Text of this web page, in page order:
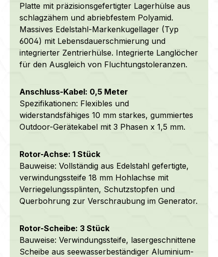
Platte mit präzisionsgefertigter Lagerhülse aus
schlagzähem und abriebfestem Polyamid.
Massives Edelstahl-Markenkugellager (Typ
6004) mit Lebensdauerschmierung und
integrierter Zentrierhülse. Integrierte Langlöcher
für den Ausgleich von Fluchtungstoleranzen.
Anschluss-Kabel: 0,5 Meter
Spezifikationen: Flexibles und
widerstandsfähiges 10 mm starkes, gummiertes
Outdoor-Gerätekabel mit 3 Phasen x 1,5 mm.
Rotor-Achse: 1 Stück
Bauweise: Vollständig aus Edelstahl gefertigte,
verwindungssteife 18 mm Hohlachse mit
Verriegelungssplinten, Schutzstopfen und
Querbohrung zur Verschraubung im Generator.
Rotor-Scheibe: 3 Stück
Bauweise: Verwindungssteife, lasergeschnittene
Scheibe aus seewasserbeständiger Aluminium-